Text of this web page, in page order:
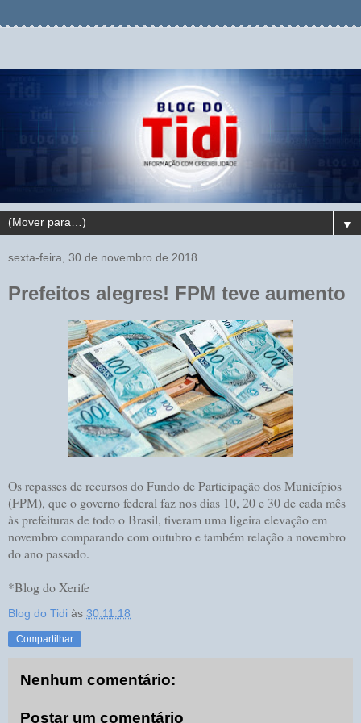
▼
sexta-feira, 30 de novembro de 2018
Prefeitos alegres! FPM teve aumento
Os repasses de recursos do Fundo de Participação dos Municípios
(FPM), que o governo federal faz nos dias 10, 20 e 30 de cada mês
às prefeituras de todo o Brasil, tiveram uma ligeira elevação em
novembro comparando com outubro e também relação a novembro
do ano passado.
*Blog do Xerife
Blog do Tidi às 30.11.18
Compartilhar
Nenhum comentário:
Postar um comentário